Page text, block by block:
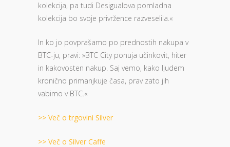
kolekcija, pa tudi Desigualova pomladna
kolekcija bo svoje privržence razveselila.«
In ko jo povprašamo po prednostih nakupa v
BTC-ju, pravi: »BTC City ponuja učinkovit, hiter
in kakovosten nakup. Saj vemo, kako ljudem
kronično primanjkuje časa, prav zato jih
vabimo v BTC.«
>> Več o trgovini Silver
>> Več o Silver Caffe